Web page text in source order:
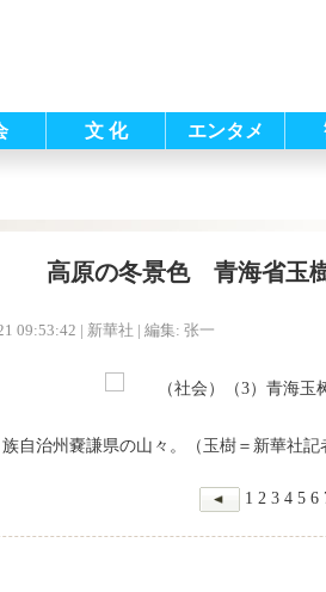
文 化 エンタメ
高原の冬景色 青海省玉
09:53:42 | 新華社 | 編集: 张一
自治州嚢謙県の山々。（玉樹＝新華社記
1 2 3 4 5 6